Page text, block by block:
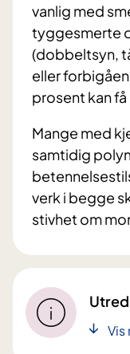
vanlig med
tyggesmerte
(dobbeltsyn,
eller
prosent kan
Mange med
samtidig
verk i begge
stivhet om
Vis